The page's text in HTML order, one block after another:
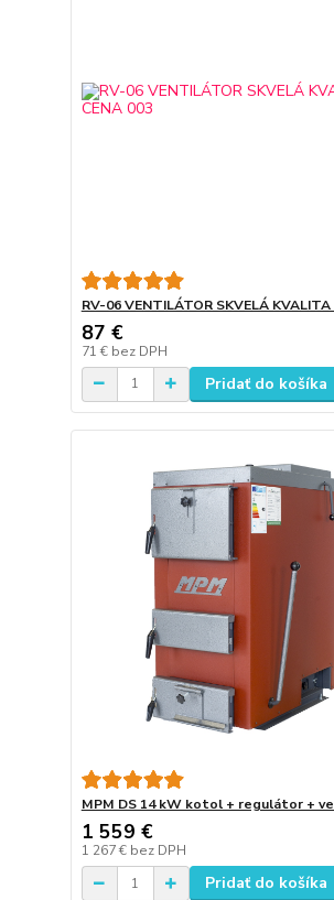
RV-06 VENTILÁTOR SKVELÁ KVALITA
87 €
71 € bez DPH
Pridať do košíka
MPM DS 14 kW kotol + regulátor +
1 559 €
1 267 € bez DPH
Pridať do košíka